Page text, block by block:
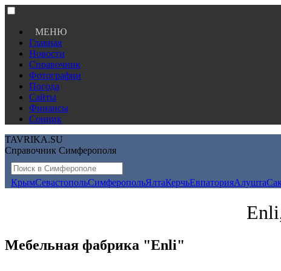
МЕНЮ
Главная
Новости
Справочник
Фотографии
Погода
Сайты
Финансы
Сонник
TAVRIKA.SU
Справочник Симферополя
КрымСевастопольСимферопольЯлтаКерчьЕвпаторияАлушта
Мебельная фабрика "Enli"